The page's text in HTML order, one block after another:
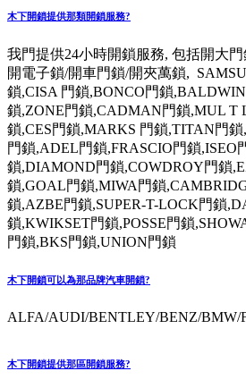
木下開鎖提供那類開鎖服務?
我門提供24小時開鎖服務, 包括開大
開電子鎖/開車門鎖/開夾萬鎖,
鎖,CISA 門鎖,BONCO門鎖
鎖,ZONE門鎖,CADMAN門鎖,MUL T
鎖,CES門鎖,MARKS 門鎖,TITAN門
門鎖,ADEL門鎖,FRASCIO門鎖,ISEO
鎖,DIAMOND門鎖,COWDROY門鎖
鎖,GOAL門鎖,MIWA門鎖
鎖,AZBE門鎖,SUPER-T-LOCK門鎖
鎖,KWIKSET門鎖,POSSE門鎖
門鎖,BKS門鎖,UNION門鎖
木下開鎖可以為那品牌汽車開鎖?
ALFA/AUDI/BENTLEY/BENZ/BMW/
木下開鎖提供那區開鎖服務?